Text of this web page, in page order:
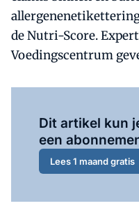
de Nutri-Score.
Voedingscentrum
Dit artikel kun
een
Lees 1 maand gratis